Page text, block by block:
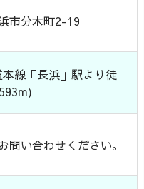
市分木町2-19
本線「長浜」駅より徒
問い合わせください。